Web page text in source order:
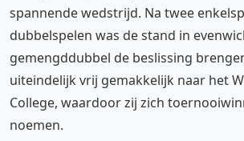
spannende wedstrijd. Na twee
dubbelspelen was de stand in
gemengddubbel de beslissing
uiteindelijk vrij gemakkelijk naar het
College, waardoor zij zich
noemen.